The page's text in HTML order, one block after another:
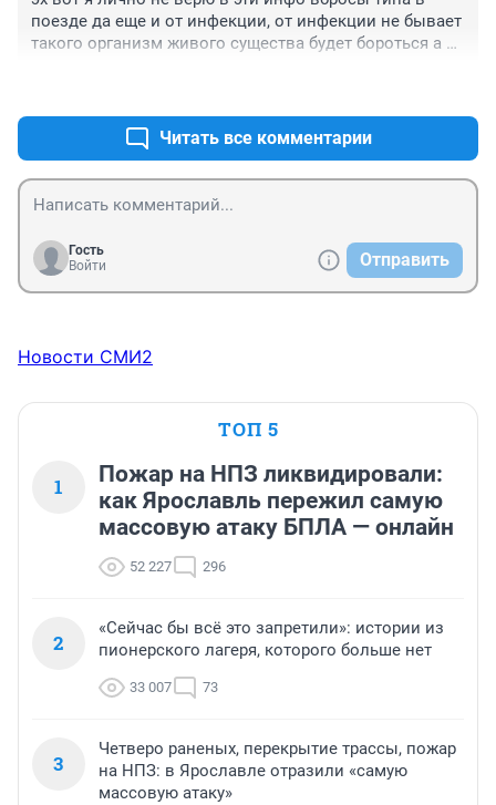
поезде да еще и от инфекции, от инфекции не бывает
такого организм живого существа будет бороться а не
Читать все комментарии
Гость
Войти
Отправить
Новости СМИ2
ТОП 5
1
Пожар на НПЗ ликвидировали:
как Ярославль пережил самую
массовую атаку БПЛА — онлайн
52 227 296
2
«Сейчас бы всё это запретили»: истории из
пионерского лагеря, которого больше нет
33 007 73
3
Четверо раненых, перекрытие трассы, пожар
на НПЗ: в Ярославле отразили «самую
массовую атаку»